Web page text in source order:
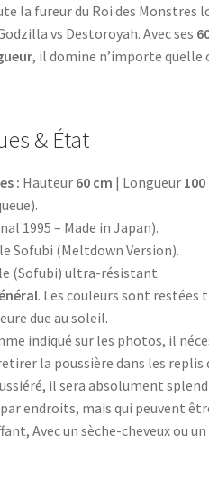
la fureur du Roi des Monstres
vs Destoroyah. Avec ses
, il domine n’importe quelle
& État
: Hauteur 60 cm | Longueur
1995 – Made in Japan).
Sofubi (Meltdown Version).
(Sofubi) ultra-résistant.
. Les couleurs sont restées
due au soleil.
indiqué sur les photos, il
la poussière dans les replis
il sera absolument
endroits, mais qui peuvent
Avec un sèche-cheveux ou